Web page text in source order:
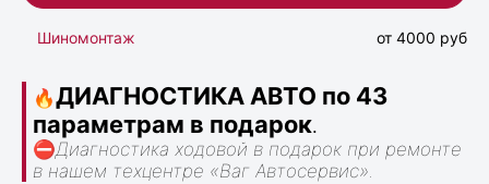
Шиномонтаж от 4000 руб
🔥ДИАГНОСТИКА АВТО по 43
параметрам в подарок.
⛔Диагностика ходовой в подарок при ремонте
в нашем техцентре «Ваг Автосервис».